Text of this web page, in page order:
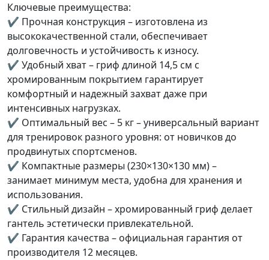
Ключевые преимущества:
✔ Прочная конструкция – изготовлена из
высококачественной стали, обеспечивает
долговечность и устойчивость к износу.
✔ Удобный хват – гриф длиной 14,5 см с
хромированным покрытием гарантирует
комфортный и надежный захват даже при
интенсивных нагрузках.
✔ Оптимальный вес – 5 кг – универсальный вариант
для тренировок разного уровня: от новичков до
продвинутых спортсменов.
✔ Компактные размеры (230×130×130 мм) –
занимает минимум места, удобна для хранения и
использования.
✔ Стильный дизайн – хромированный гриф делает
гантель эстетически привлекательной.
✔ Гарантия качества – официальная гарантия от
производителя 12 месяцев.